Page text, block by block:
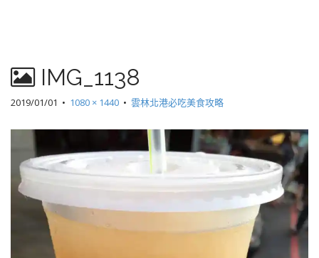
IMG_1138
2019/01/01 • 1080 × 1440 • 雲林北港必吃美食攻略